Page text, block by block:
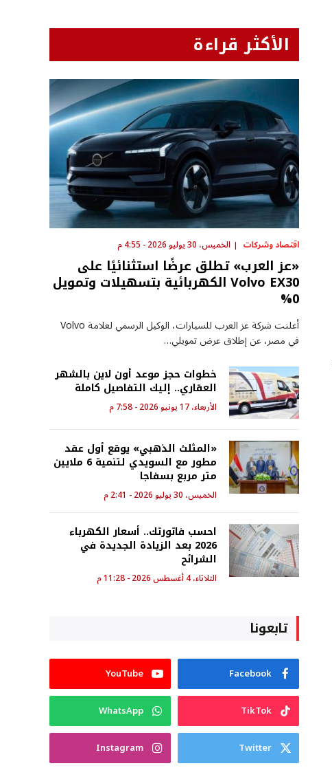
الأكثر قراءة
اقتصاد وشركات الخميس، 30 يوليو 2026 - 4:55 م
«عز العرب» تطلق عرضًا استثنائيًا على
Volvo EX30 الكهربائية بتسهيلات وتمويل
0%
أعلنت شركة عز العرب للسيارات، الوكيل الرسمي لعلامة Volvo
في مصر، عن إطلاق عرض تمويلي…
خطوات حجز موعد أون لاين بالشهر
العقاري.. إليك التفاصيل كاملة
الأربعاء، 17 يونيو 2026 - 7:58 م
«المثلث الذهبي» يوقع أول عقد
مطور مع السويدي لتنمية 6 ملايين
متر مربع بسفاجا
الخميس، 30 يوليو 2026 - 2:41 م
احسب فاتورتك.. أسعار الكهرباء
2026 بعد الزيادة الجديدة في
الشرائح
الثلاثاء، 4 أغسطس 2026 - 11:28 م
تابعونا
Facebook
YouTube
TikTok
WhatsApp
Twitter
Instagram